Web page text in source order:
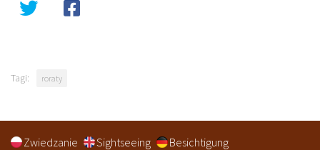
Tagi: roraty
Zwiedzanie Sightseeing Besichtigung